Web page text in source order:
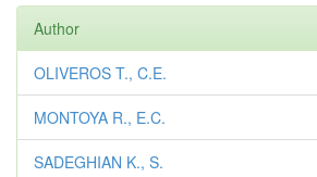
Author
OLIVEROS T., C.E.
MONTOYA R., E.C.
SADEGHIAN K., S.